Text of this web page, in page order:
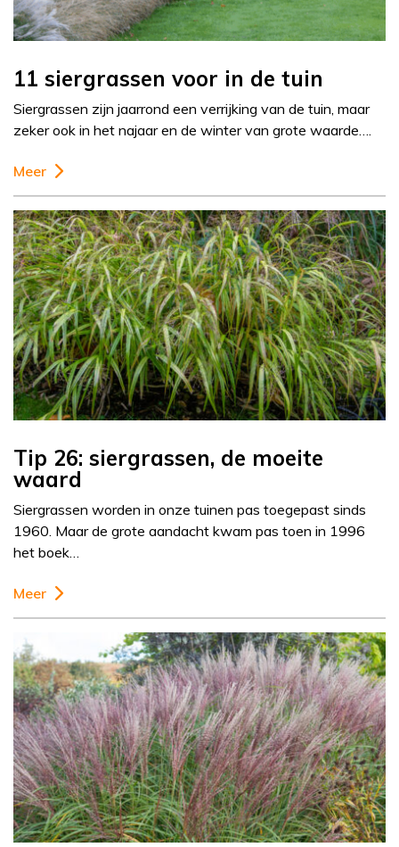
11 siergrassen voor in de tuin
Siergrassen zijn jaarrond een verrijking van de tuin, maar
zeker ook in het najaar en de winter van grote waarde….
Meer
Tip 26: siergrassen, de moeite
waard
Siergrassen worden in onze tuinen pas toegepast sinds
1960. Maar de grote aandacht kwam pas toen in 1996
het boek…
Meer